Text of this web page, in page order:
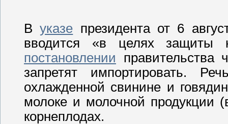
Вуказе президента от 6
вводится «в целях защиты
постановлении правительства
запретят импортировать.
охлажденной свинине и
молоке и молочной продукции
корнеплодах.